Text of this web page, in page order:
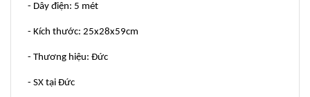
- Dây điện: 5 mét
- Kích thước: 25x28x59cm
- Thương hiệu: Đức
- SX tại Đức